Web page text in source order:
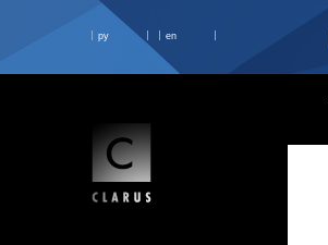
ру en